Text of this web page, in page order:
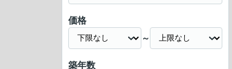
価格
～
築年数